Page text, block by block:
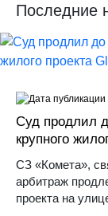
Последние
Суд продлил
крупного
СЗ «Комета»,
арбитраж
проекта на